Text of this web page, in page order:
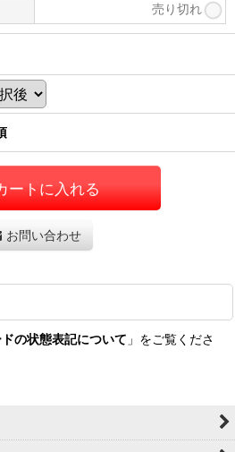
売り切れ
ートに入れる
お問い合わせ
の状態表記について 」をご覧くださ